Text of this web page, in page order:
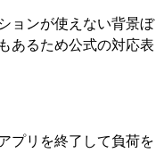
ョンが使えない背景ぼ
あるため公式の対応表
プリを終了して負荷を